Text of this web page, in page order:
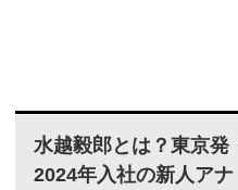
水越毅郎とは？東京発
2024年入社の新人アナ